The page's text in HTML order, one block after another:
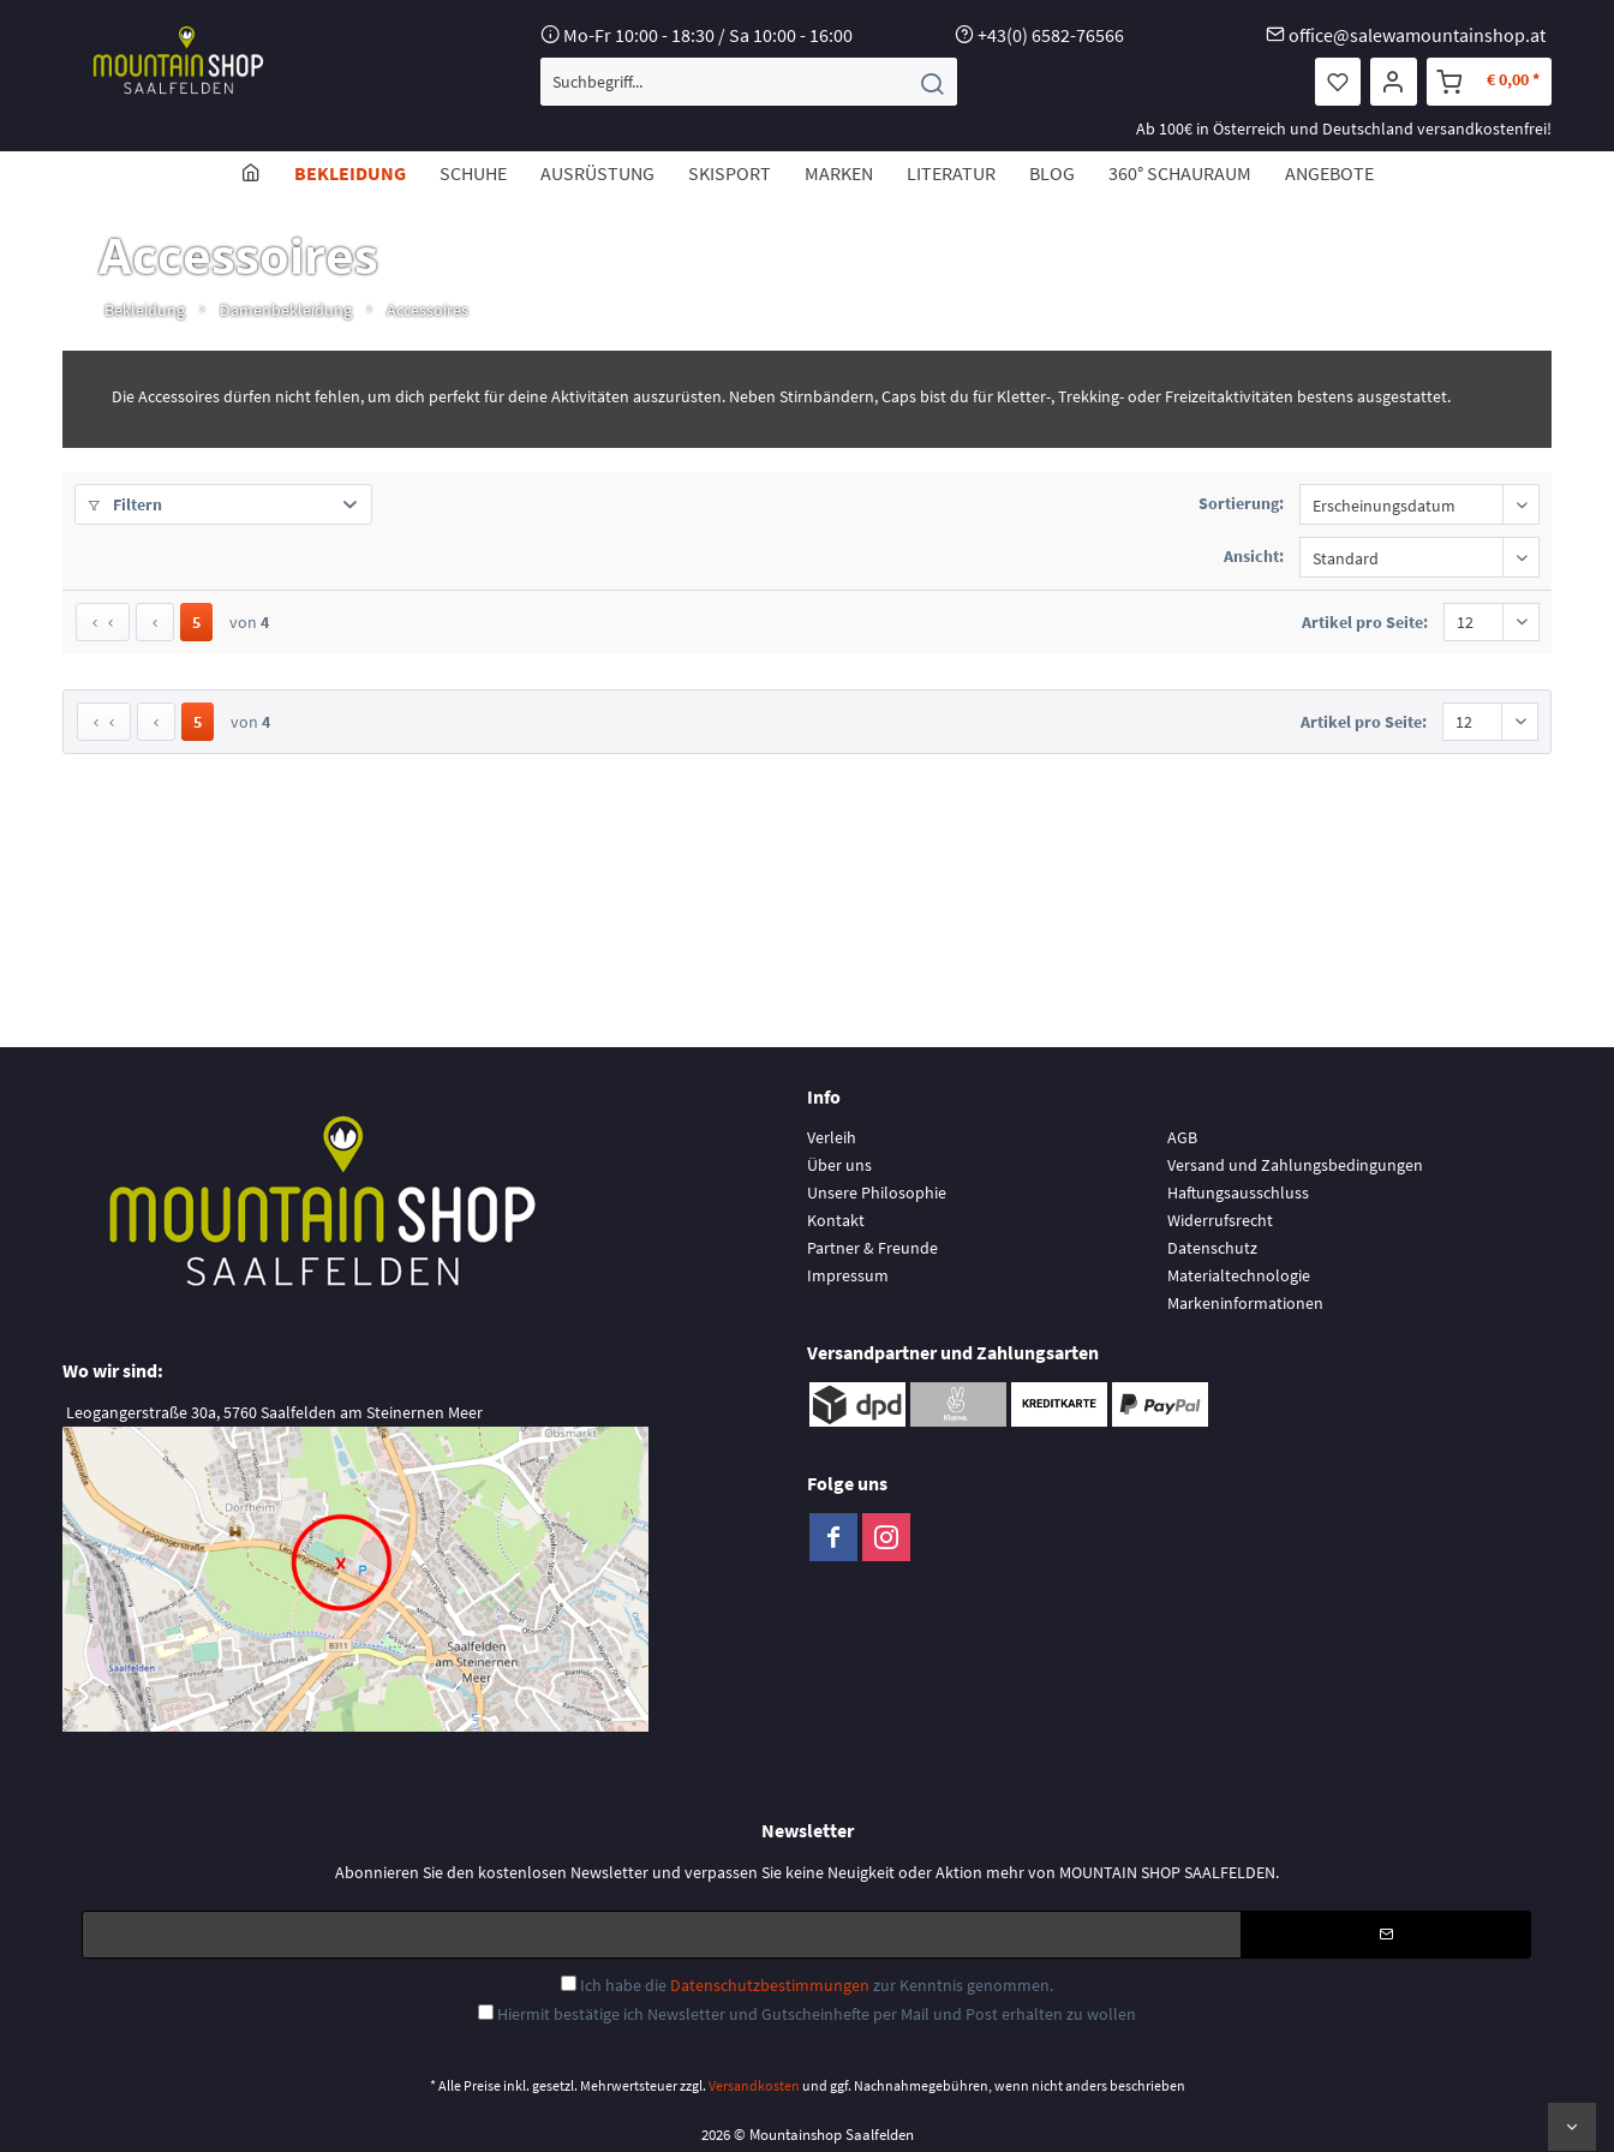
Mo-Fr 10:00 - 18:30 / Sa 10:00 - 16:00 +43(0) 6582-76566 office@salewamountainshop.at
€ 0,00 *
Ab 100€ in Österreich und Deutschland versandkostenfrei!
BEKLEIDUNG SCHUHE AUSRÜSTUNG SKISPORT MARKEN LITERATUR BLOG 360° SCHAURAUM ANGEBOTE
Accessoires
Bekleidung Damenbekleidung Accessoires
Die Accessoires dürfen nicht fehlen, um dich perfekt für deine Aktivitäten auszurüsten. Neben Stirnbändern, Caps bist du für Kletter-, Trekking- oder Freizeitaktivitäten bestens ausgestattet.
Filtern Sortierung:
Ansicht:
5 von 4 Artikel pro Seite:
5 von 4 Artikel pro Seite:
Wo wir sind:
Leogangerstraße 30a, 5760 Saalfelden am Steinernen Meer
Info
Verleih
Über uns
Unsere Philosophie
Kontakt
Partner & Freunde
Impressum
AGB
Versand und Zahlungsbedingungen
Haftungsausschluss
Widerrufsrecht
Datenschutz
Materialtechnologie
Markeninformationen
Versandpartner und Zahlungsarten
Folge uns
Newsletter
Abonnieren Sie den kostenlosen Newsletter und verpassen Sie keine Neuigkeit oder Aktion mehr von MOUNTAIN SHOP SAALFELDEN.
Ich habe die Datenschutzbestimmungen zur Kenntnis genommen.
Hiermit bestätige ich Newsletter und Gutscheinhefte per Mail und Post erhalten zu wollen
* Alle Preise inkl. gesetzl. Mehrwertsteuer zzgl. Versandkosten und ggf. Nachnahmegebühren, wenn nicht anders beschrieben
2026 © Mountainshop Saalfelden